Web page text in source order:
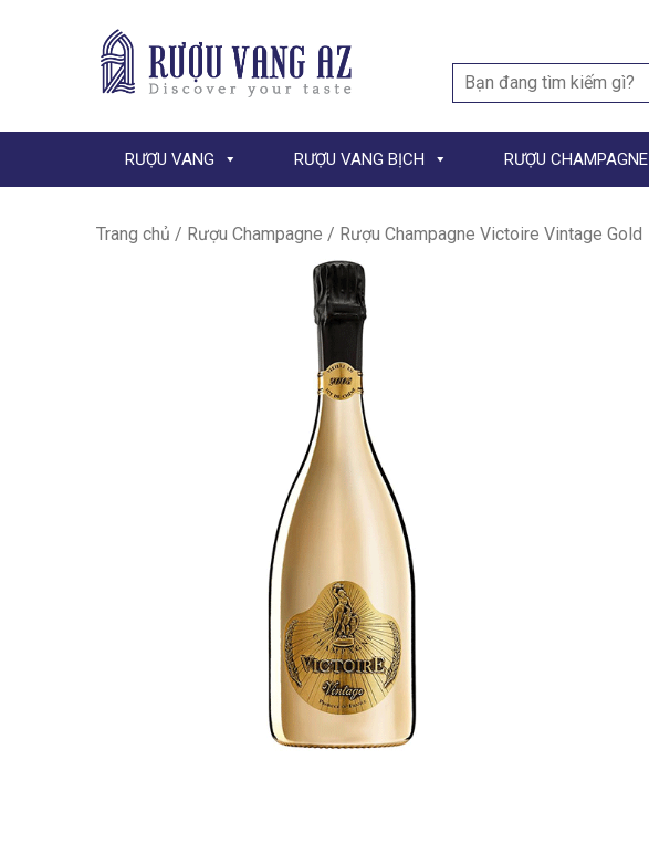
Search
for:
RƯỢU VANG RƯỢU VANG BỊCH RƯỢU CHAMPAGNE
Trang chủ / Rượu Champagne / Rượu Champagne Victoire Vintage Gold